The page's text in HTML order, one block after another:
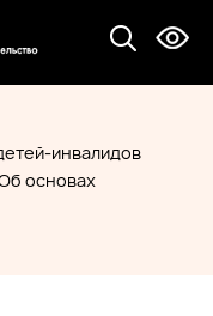
инвалидов
основах